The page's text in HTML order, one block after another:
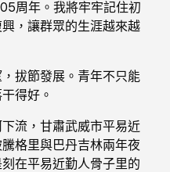
周年。我將牢牢記住初
，讓群眾的生涯越來越
拔節發展。青年不只能
得好。
流，甘肅武威市平易近
格里與巴丹吉林兩年夜
在平易近勤人骨子里的